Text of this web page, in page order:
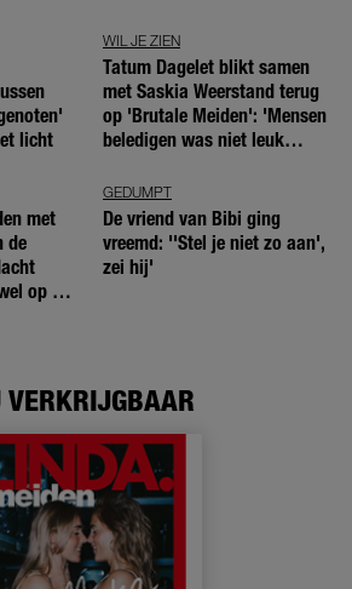
licht
WIL JE ZIEN
Tatum Dagelet blikt samen
met Saskia Weerstand terug
op 'Brutale Meiden': 'Mensen
beledigen was niet leuk
met
de
op de
GEDUMPT
De vriend van Bibi ging
vreemd: ''Stel je niet zo aan',
zei hij'
VERKRIJGBAAR